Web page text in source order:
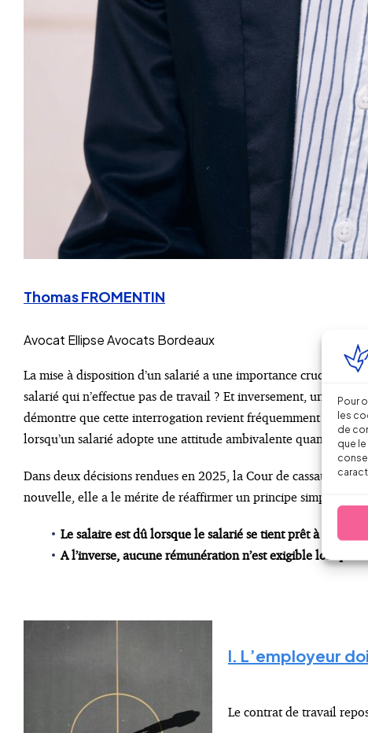
Pour
les
de
que
Thomas FROMENTIN
Avocat Ellipse Avocats Bordeaux
La mise à disposition d’un salarié a une importance cruciale
salarié qui n’effectue pas de travail ? Et inversement, un
démontre que cette interrogation revient fréquemment en
lorsqu’un salarié adopte une attitude ambivalente quant à
Dans deux décisions rendues en 2025, la Cour de cassation
nouvelle, elle a le mérite de réaffirmer un principe simple mais
Le salaire est dû lorsque le salarié se tient prêt à travailler
A l’inverse, aucune rémunération n’est exigible lorsque
I. L’employeur
Le contrat de travail